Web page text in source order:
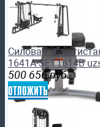
Силовая
1641A-SET1614B
500 656 руб.
отложить